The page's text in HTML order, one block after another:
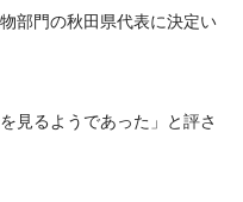
部門の秋田県代表に決定い
見るようであった」と評さ